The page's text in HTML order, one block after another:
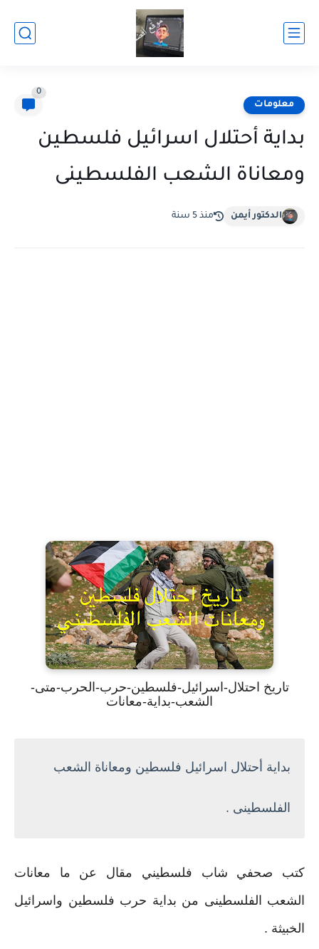
معلومات
0
بداية أحتلال اسرائيل فلسطين
ومعاناة الشعب الفلسطينى
الدكتور أيمن منذ 5 سنة
تاريخ احتلال-اسرائيل-فلسطين-حرب-الحرب-متى-
الشعب-بداية-معانات
بداية أحتلال اسرائيل فلسطين ومعاناة الشعب
الفلسطينى .
كتب صحفي شاب فلسطيني مقال عن ما معانات
الشعب الفلسطينى من بداية حرب فلسطين واسرائيل
الخبيثة .